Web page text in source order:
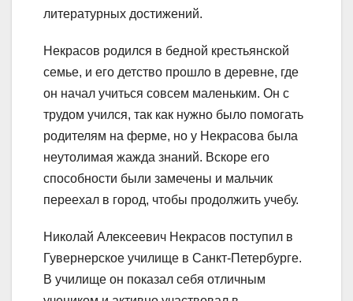
литературных достижений.
Некрасов родился в бедной крестьянской
семье, и его детство прошло в деревне, где
он начал учиться совсем маленьким. Он с
трудом учился, так как нужно было помогать
родителям на ферме, но у Некрасова была
неутолимая жажда знаний. Вскоре его
способности были замечены и мальчик
переехал в город, чтобы продолжить учебу.
Николай Алексеевич Некрасов поступил в
Гувернерское училище в Санкт-Петербурге.
В училище он показал себя отличным